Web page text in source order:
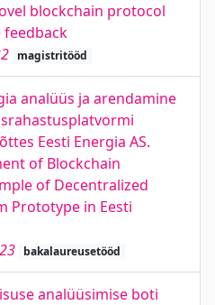
blockchain protocol
magistritööd
analüüs ja arendamine
Eesti Energia AS.
of Blockchain
of Decentralized
Prototype in Eesti
bakalaureusetööd
analüüsimise boti